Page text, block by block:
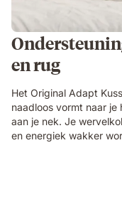
en rug
Het Original Adapt
naadloos vormt naar
aan je nek. Je
en energiek wakker